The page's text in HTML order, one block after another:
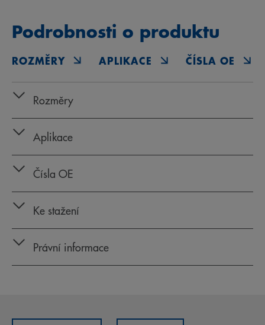
Podrobnosti o produktu
ROZMĚRY APLIKACE ČÍSLA OE
Rozměry
Aplikace
Čísla OE
Ke stažení
Právní informace